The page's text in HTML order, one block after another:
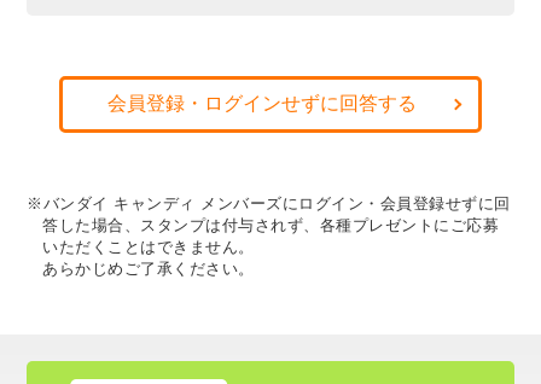
会員登録・ログインせずに回答する
※バンダイ キャンディ メンバーズにログイン・会員登録せずに回
答した場合、スタンプは付与されず、各種プレゼントにご応募
いただくことはできません。
あらかじめご了承ください。